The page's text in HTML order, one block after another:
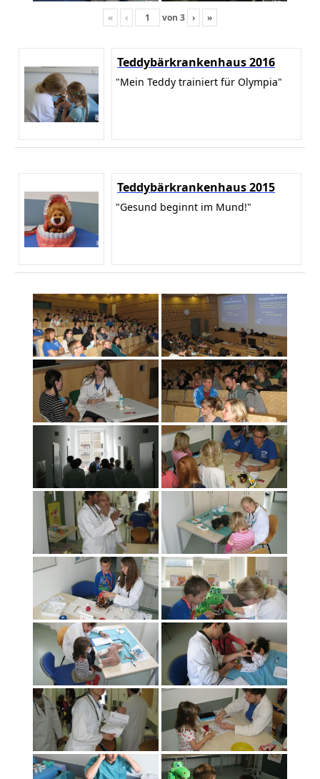
« ‹ von 3 › »
Teddybärkrankenhaus 2016
"Mein Teddy trainiert für Olympia"
Teddybärkrankenhaus 2015
"Gesund beginnt im Mund!"